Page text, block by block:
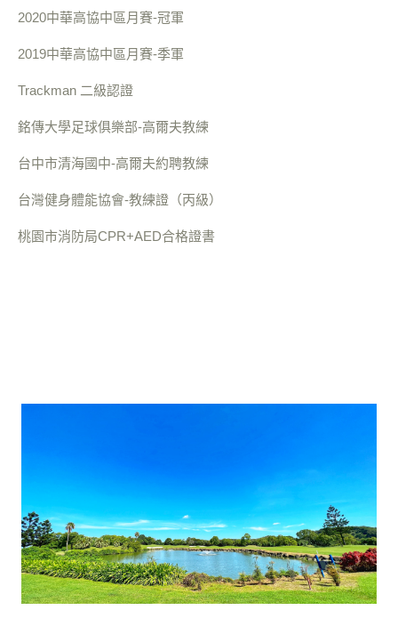
2020中華高協中區月賽-冠軍
2019中華高協中區月賽-季軍
Trackman 二級認證
銘傳大學足球俱樂部-高爾夫教練
台中市清海國中-高爾夫約聘教練
台灣健身體能協會-教練證（丙級）
桃園市消防局CPR+AED合格證書